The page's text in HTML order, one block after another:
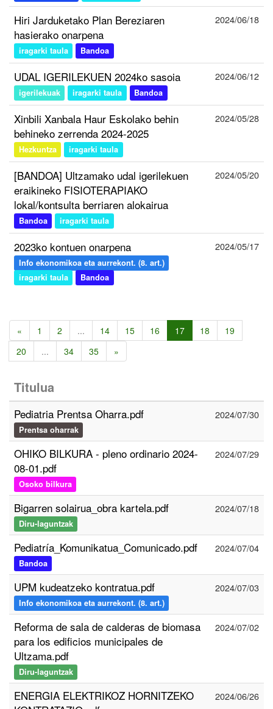
Hiri Jarduketako Plan Bereziaren
hasierako onarpena
iragarki taula Bandoa
2024/06/18
UDAL IGERILEKUEN 2024ko sasoia
igerilekuak iragarki taula Bandoa
2024/06/12
Xinbili Xanbala Haur Eskolako behin
behineko zerrenda 2024-2025
Hezkuntza iragarki taula
2024/05/28
[BANDOA] Ultzamako udal igerilekuen
eraikineko FISIOTERAPIAKO
lokal/kontsulta berriaren alokairua
Bandoa iragarki taula
2024/05/20
2023ko kontuen onarpena
Info ekonomikoa eta aurrekont. (8. art.)
iragarki taula
Bandoa
2024/05/17
« 1 2 ... 14 15 16 17 18
19
20
... 34 35 »
Titulua
Pediatria Prentsa Oharra.pdf
Prentsa oharrak
2024/07/30
OHIKO BILKURA - pleno ordinario 2024-
08-01.pdf
Osoko bilkura
2024/07/29
Bigarren solairua_obra kartela.pdf
Diru-laguntzak
2024/07/18
Pediatría_Komunikatua_Comunicado.pdf
Bandoa
2024/07/04
UPM kudeatzeko kontratua.pdf
Info ekonomikoa eta aurrekont. (8. art.)
2024/07/03
Reforma de sala de calderas de biomasa
para los edificios municipales de
Ultzama.pdf
Diru-laguntzak
2024/07/02
ENERGIA ELEKTRIKOZ HORNITZEKO
2024/06/26